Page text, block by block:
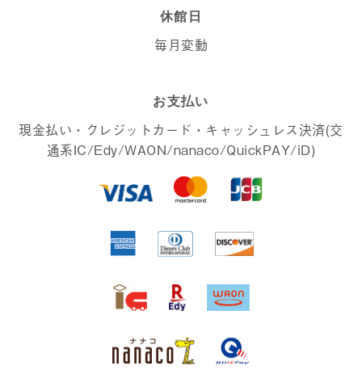
休館日
毎月変動
お支払い
現金払い・クレジットカード・キャッシュレス決済(交
通系IC/Edy/WAON/nanaco/QuickPAY/iD)